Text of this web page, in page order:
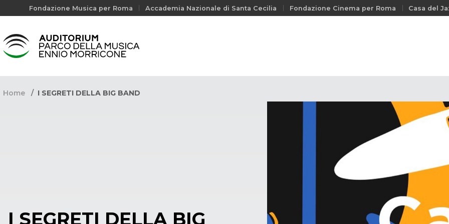
Fondazione Musica per Roma Accademia Nazionale di Santa Cecilia Fondazione Cinema per Roma Casa del
Home I SEGRETI DELLA BIG BAND
I SEGRETI DELLA BIG